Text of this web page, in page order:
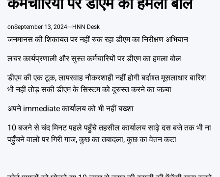
onSeptember 13, 2024 HNN Desk
जनमानस की शिकायत पर नहीं रुक रहा डीएम का निरीक्षण अभियान
लचर कार्यप्रणाली और सुस्त कर्मचारियों पर डीएम का हमला बोल
डीएम की एक टूक, लापरवाह नौकरशाही नहीं होगी बर्दाश्त मूसलाधार बारिश
भी नहीं तोड़ सकी डीएम के सिस्टम को दुरुस्त करने का जज़्बा
अपने immediate कार्यालय को भी नहीं बख्शा
10 बजने से चंद मिनट पहले पहुँचे तहसील कार्यालय साढ़े दस बजे तक भी ना
पहुँचने वालों पर गिरी गाज, कुछ का तबादला, कुछ का वेतन कटा